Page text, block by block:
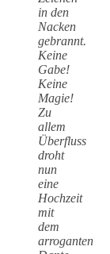
in den
Nacken
gebrannt.
Keine
Gabe!
Keine
Magie!
Zu
allem
Überfluss
droht
nun
eine
Hochzeit
mit
dem
arroganten